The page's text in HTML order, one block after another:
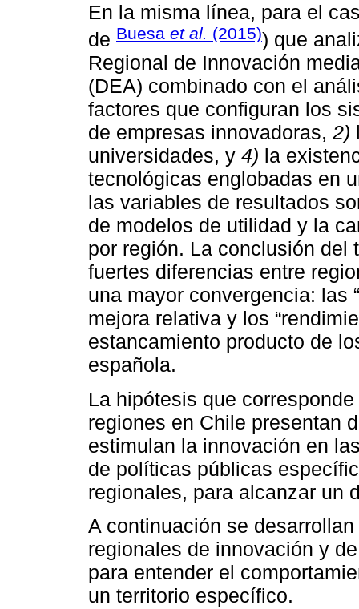
En la misma línea, para el
de Buesa et al. (2015)) que
Regional de Innovación
(DEA) combinado con el
factores que configuran los
de empresas innovadoras, 2)
universidades, y 4) la
tecnológicas englobadas en
las variables de resultados
de modelos de utilidad y la
por región. La conclusión del
fuertes diferencias entre
una mayor convergencia: las
mejora relativa y los
estancamiento producto de
española.
La hipótesis que
regiones en Chile presentan
estimulan la innovación en
de políticas públicas
regionales, para alcanzar un
A continuación se
regionales de innovación y
para entender el
un territorio específico.